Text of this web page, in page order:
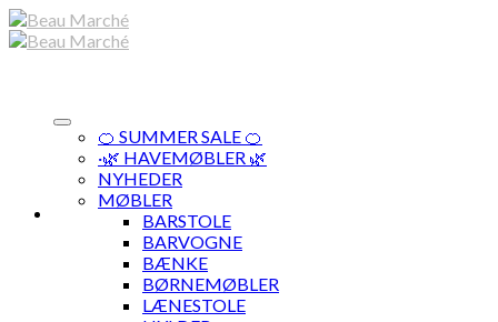
Skip
to
🍊 SUMMER SALE 🍊
·🌿 HAVEMØBLER 🌿
NYHEDER
MØBLER
BARSTOLE
BARVOGNE
BÆNKE
BØRNEMØBLER
LÆNESTOLE